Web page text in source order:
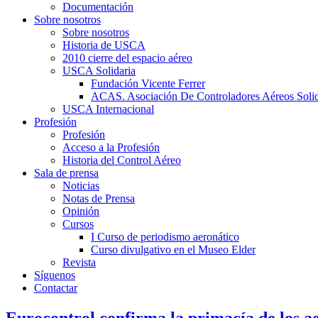
Documentación
Sobre nosotros
Sobre nosotros
Historia de USCA
2010 cierre del espacio aéreo
USCA Solidaria
Fundación Vicente Ferrer
ACAS. Asociación De Controladores Aéreos
USCA Internacional
Profesión
Profesión
Acceso a la Profesión
Historia del Control Aéreo
Sala de prensa
Noticias
Notas de Prensa
Opinión
Cursos
I Curso de periodismo aeronático
Curso divulgativo en el Museo Elder
Revista
Síguenos
Contactar